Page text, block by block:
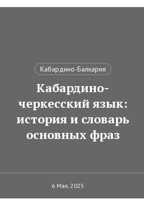
Кабардино-Балкария
Кабардино-
черкесский язык:
история и словарь
основных фраз
6 Мая, 2025